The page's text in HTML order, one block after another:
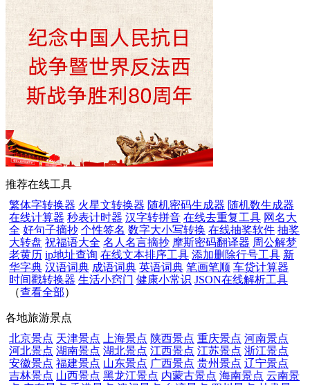
推荐在线工具
繁体字转换器 火星文转换器 随机密码生成器 随机数生成器
在线计算器 秒表计时器 汉字转拼音 在线去重复工具 网名大
全 好句子摘抄 个性签名 数字大小写转换 在线抽奖软件 抽奖
大转盘 祝福语大全 名人名言摘抄 摩斯密码翻译器 周公解梦
老黄历 ip地址查询 在线文本排序工具 添加删除行号工具 新
华字典 汉语词典 成语词典 英语词典 笔画笔顺 车贷计算器
时间戳转换器 生活小窍门 健康小常识 JSON在线解析工具
（查看全部）
各地旅游景点
北京景点 天津景点 上海景点 陕西景点 重庆景点 河南景点
河北景点 湖南景点 湖北景点 江西景点 江苏景点 浙江景点
安徽景点 福建景点 山东景点 广西景点 贵州景点 辽宁景点
吉林景点 山西景点 黑龙江景点 内蒙古景点 海南景点 云南景